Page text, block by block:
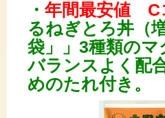
・ 年間最安値 C
るねぎとろ丼（
袋」」3種類の
バランスよく配
めのたれ付き。